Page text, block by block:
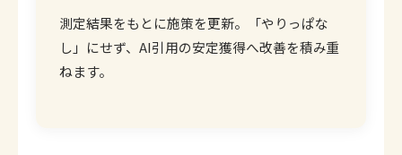
測定結果をもとに施策を更新。「やりっぱな
し」にせず、AI引用の安定獲得へ改善を積み重
ねます。